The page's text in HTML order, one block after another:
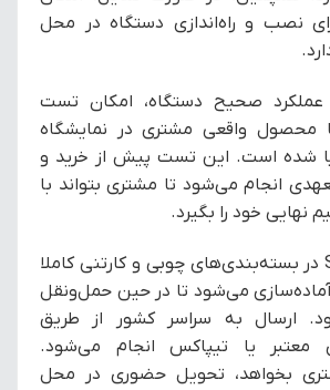
نصب و راه‌اندازی دستگاه در محل
عملکرد صحیح دستگاه، امکان تست
محصول واقعی مشتری در نمایشگاه
شده است. این تست پیش از خرید و
انجام می‌شود تا مشتری بتواند با
نهایی خود را بگیرد.
دستگاه ساشه S7 در بسته‌بندی‌های چوبی و کارتنی کاملا
می‌شود تا در حین حمل‌ونقل
ارسال به سراسر کشور از طریق
معتبر یا تیپاکس انجام می‌شود.
بخواهد، تحویل حضوری در محل